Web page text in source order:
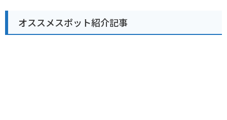
スも用意されているので、ツーリングの休憩に最適で
す。 伊豆月ヶ瀬は、温泉地としても知られており、日帰
り温泉施設もあります。 雄大な自然の中で、地元の美味
オススメスポット紹介記事